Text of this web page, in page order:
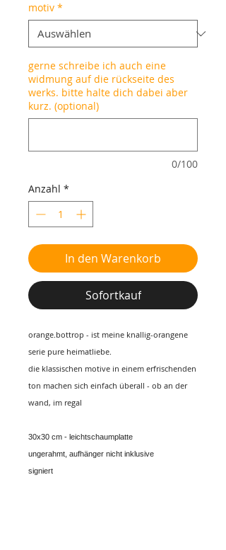
motiv *
gerne schreibe ich auch eine
widmung auf die rückseite des
werks. bitte halte dich dabei aber
kurz. (optional)
0/100
Anzahl *
In den Warenkorb
Sofortkauf
orange.bottrop - ist meine knallig-orangene
serie pure heimatliebe.
die klassischen motive in einem erfrischenden
ton machen sich einfach überall - ob an der
wand, im regal
30x30 cm - leichtschaumplatte
ungerahmt, aufhänger nicht inklusive
signiert